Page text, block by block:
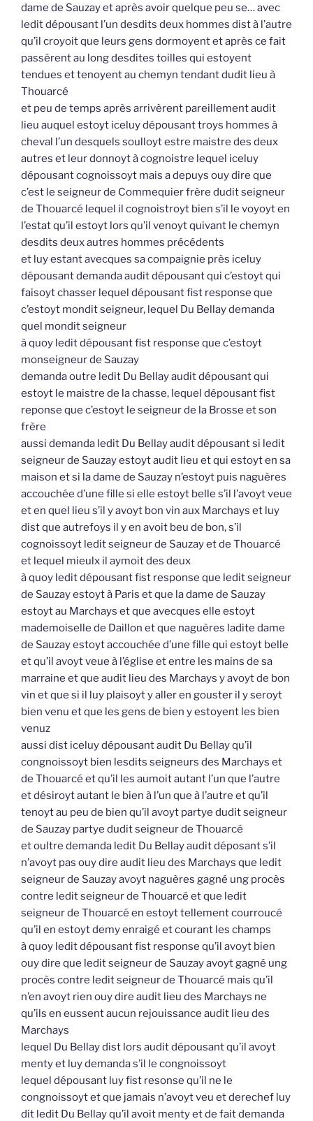
dame de Sauzay et après avoir quelque peu se… avec
ledit dépousant l’un desdits deux hommes dist à l’autre
qu’il croyoit que leurs gens dormoyent et après ce fait
passèrent au long desdites toilles qui estoyent
tendues et tenoyent au chemyn tendant dudit lieu à
Thouarcé
et peu de temps après arrivèrent pareillement audit
lieu auquel estoyt iceluy dépousant troys hommes à
cheval l’un desquels soulloyt estre maistre des deux
autres et leur donnoyt à cognoistre lequel iceluy
dépousant cognoissoyt mais a depuys ouy dire que
c’est le seigneur de Commequier frère dudit seigneur
de Thouarcé lequel il cognoistroyt bien s’il le voyoyt en
l’estat qu’il estoyt lors qu’il venoyt quivant le chemyn
desdits deux autres hommes précédents
et luy estant avecques sa compaignie près iceluy
dépousant demanda audit dépousant qui c’estoyt qui
faisoyt chasser lequel dépousant fist response que
c’estoyt mondit seigneur, lequel Du Bellay demanda
quel mondit seigneur
à quoy ledit dépousant fist response que c’estoyt
monseigneur de Sauzay
demanda outre ledit Du Bellay audit dépousant qui
estoyt le maistre de la chasse, lequel dépousant fist
reponse que c’estoyt le seigneur de la Brosse et son
frère
aussi demanda ledit Du Bellay audit dépousant si ledit
seigneur de Sauzay estoyt audit lieu et qui estoyt en sa
maison et si la dame de Sauzay n’estoyt puis naguères
accouchée d’une fille si elle estoyt belle s’il l’avoyt veue
et en quel lieu s’il y avoyt bon vin aux Marchays et luy
dist que autrefoys il y en avoit beu de bon, s’il
cognoissoyt ledit seigneur de Sauzay et de Thouarcé
et lequel mieulx il aymoit des deux
à quoy ledit dépousant fist response que ledit seigneur
de Sauzay estoyt à Paris et que la dame de Sauzay
estoyt au Marchays et que avecques elle estoyt
mademoiselle de Daillon et que naguères ladite dame
de Sauzay estoyt accouchée d’une fille qui estoyt belle
et qu’il avoyt veue à l’église et entre les mains de sa
marraine et que audit lieu des Marchays y avoyt de bon
vin et que si il luy plaisoyt y aller en gouster il y seroyt
bien venu et que les gens de bien y estoyent les bien
venuz
aussi dist iceluy dépousant audit Du Bellay qu’il
congnoissoyt bien lesdits seigneurs des Marchays et
de Thouarcé et qu’il les aumoit autant l’un que l’autre
et désiroyt autant le bien à l’un que à l’autre et qu’il
tenoyt au peu de bien qu’il avoyt partye dudit seigneur
de Sauzay partye dudit seigneur de Thouarcé
et oultre demanda ledit Du Bellay audit déposant s’il
n’avoyt pas ouy dire audit lieu des Marchays que ledit
seigneur de Sauzay avoyt naguères gagné ung procès
contre ledit seigneur de Thouarcé et que ledit
seigneur de Thouarcé en estoyt tellement courroucé
qu’il en estoyt demy enraigé et courant les champs
à quoy ledit dépousant fist response qu’il avoyt bien
ouy dire que ledit seigneur de Sauzay avoyt gagné ung
procès contre ledit seigneur de Thouarcé mais qu’il
n’en avoyt rien ouy dire audit lieu des Marchays ne
qu’ils en eussent aucun rejouissance audit lieu des
Marchays
lequel Du Bellay dist lors audit dépousant qu’il avoyt
menty et luy demanda s’il le congnoissoyt
lequel dépousant luy fist resonse qu’il ne le
congnoissoyt et que jamais n’avoyt veu et derechef luy
dit ledit Du Bellay qu’il avoit menty et de fait demanda